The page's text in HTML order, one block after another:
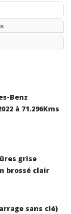
Benz
à 71.296Kms
grise
brossé clair
sans clé)